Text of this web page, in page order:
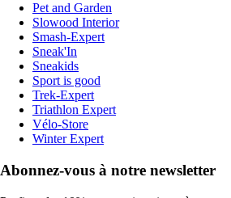
Pet and Garden
Slowood Interior
Smash-Expert
Sneak'In
Sneakids
Sport is good
Trek-Expert
Triathlon Expert
Vélo-Store
Winter Expert
Abonnez-vous à notre newsletter